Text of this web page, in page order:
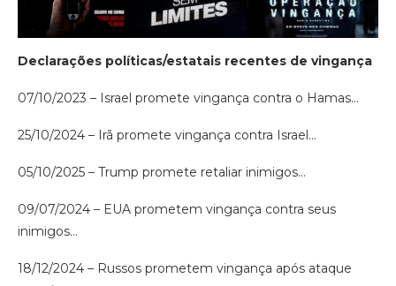
Declarações políticas/estatais recentes de vingança
07/10/2023 – Israel promete vingança contra o Hamas…
25/10/2024 – Irã promete vingança contra Israel…
05/10/2025 – Trump promete retaliar inimigos…
09/07/2024 – EUA prometem vingança contra seus
inimigos…
18/12/2024 – Russos prometem vingança após ataque